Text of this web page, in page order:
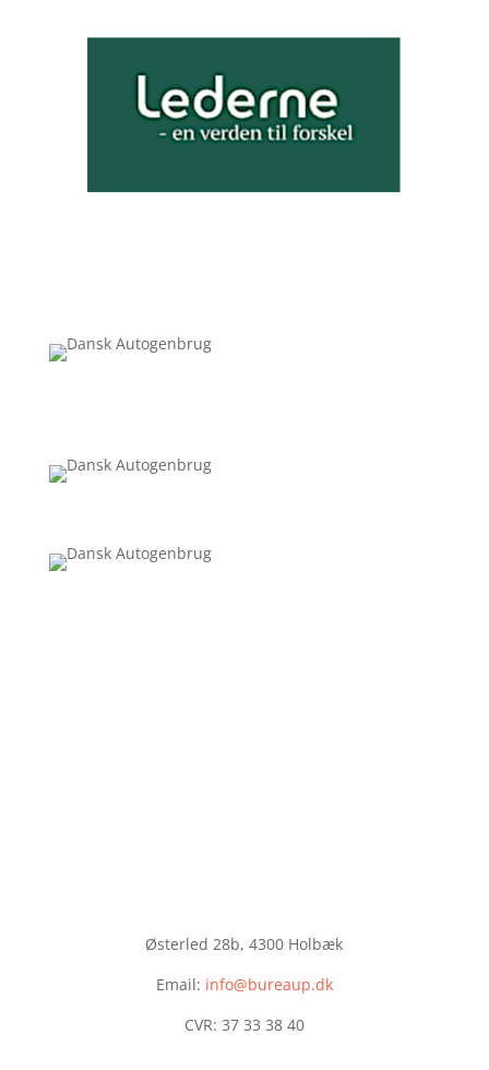
Østerled 28b, 4300 Holbæk
Email: info@bureaup.dk
CVR: 37 33 38 40